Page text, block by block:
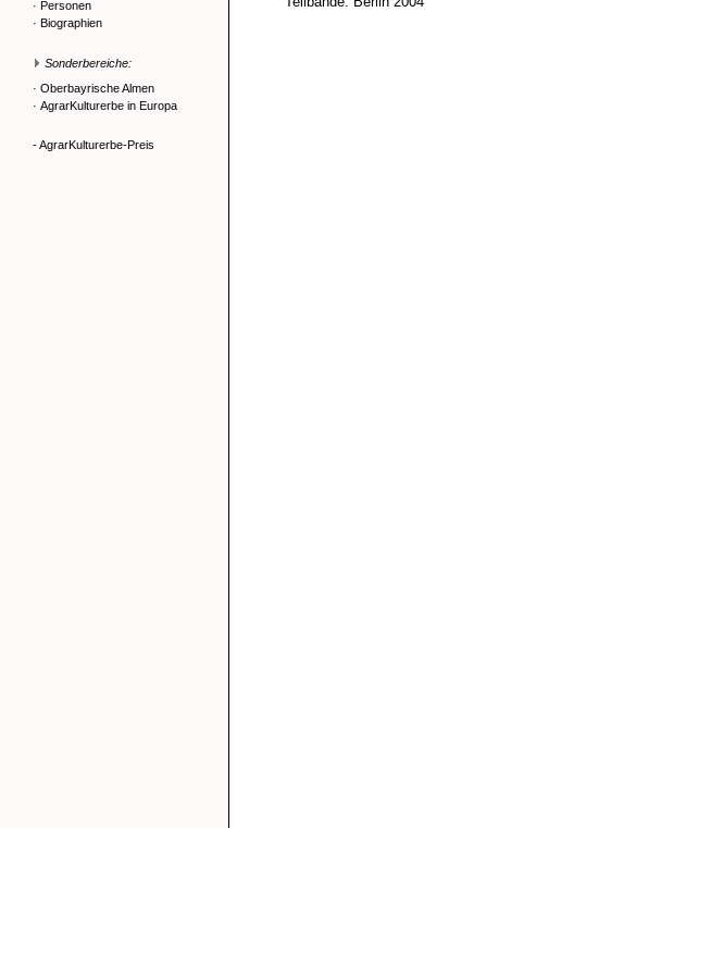
· Personen
· Biographien
Sonderbereiche:
· Oberbayrische Almen
· AgrarKulturerbe in Europa
- AgrarKulturerbe-Preis